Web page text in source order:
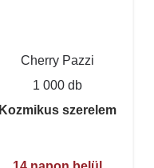
Cherry Pazzi
1 000 db
Kozmikus szerelem